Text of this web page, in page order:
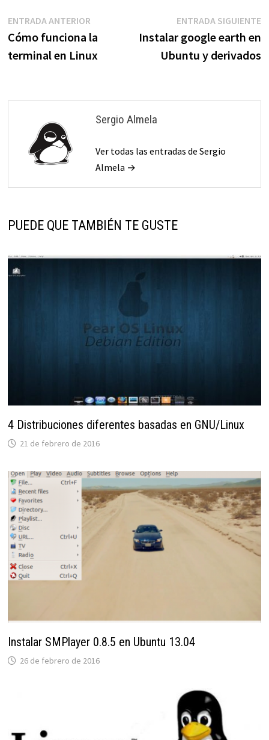
Navegación
de
ENTRADA ANTERIOREntrada
anterior:
Cómo funciona la
terminal en Linux
ENTRADA SIGUIENTE
Instalar google earth en
Ubuntu y derivados
Sergio Almela
Ver todas las entradas de Sergio
Almela →
PUEDE QUE TAMBIÉN TE GUSTE
4 Distribuciones diferentes basadas en GNU/Linux
21 de febrero de 2016
Instalar SMPlayer 0.8.5 en Ubuntu 13.04
26 de febrero de 2016